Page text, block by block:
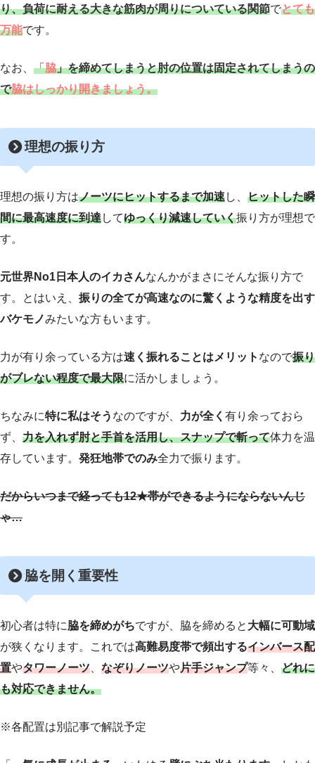
り、負荷に耐える大きな筋肉が周りについている関節でとても
万能です。
なお、 「脇」を締めてしまうと肘の位置は固定されてしまうの
で脇はしっかり開きましょう。
理想の振り方
理想の振り方はノーツにヒットするまで加速し、 ヒットした瞬
間に最高速度に到達してゆっくり減速していく振り方が理想で
す。
元世界No1日本人のイカさんなんかがまさにそんな振り方で
す。とはいえ、 振りの全てが高速なのに驚くような精度を出す
バケモノみたいな方もいます。
力が有り余っている方は速く振れることはメリット なので振り
がブレない程度で最大限に活かしましょう。
ちなみに特に私はそう なのですが、 力が全く 有り余っておら
ず、 力を入れず肘と手首を活用し、スナップで斬って体力を温
存しています。 発狂地帯でのみ全力で振ります。
だからいつまで経っても12★帯ができるようにならないんじ
ゃ…
脇を開く重要性
初心者は特に脇を締めがちですが、脇を締めると 大幅に可動域
が狭くなります。これでは高難易度帯で頻出するインバース配
置やタワーノーツ なぞりノーツや片手ジャンプ等々、 どれに
も対応できません。
※各配置は別記事で解説予定